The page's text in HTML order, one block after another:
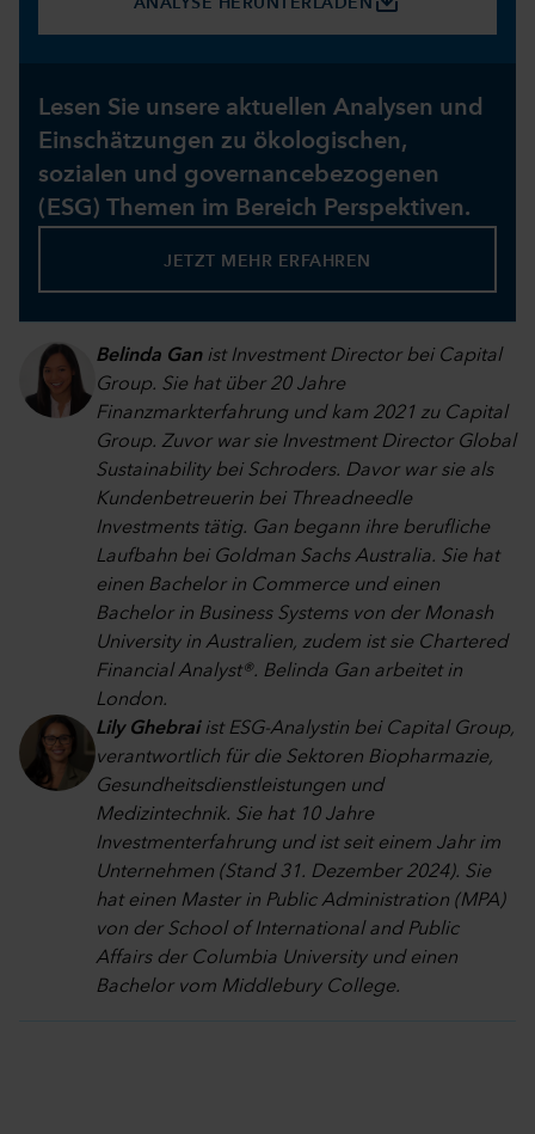
Lesen Sie unsere aktuellen Analysen und
Einschätzungen zu ökologischen,
sozialen und governancebezogenen
(ESG) Themen im Bereich Perspektiven.
JETZT MEHR ERFAHREN
Belinda Ganist Investment Director bei Capital
Group. Sie hat über 20 Jahre
Finanzmarkterfahrung und kam 2021 zu Capital
Group. Zuvor war sie Investment Director Global
Sustainability bei Schroders. Davor war sie als
Kundenbetreuerin bei Threadneedle
Investments tätig. Gan begann ihre berufliche
Laufbahn bei Goldman Sachs Australia. Sie hat
einen Bachelor in Commerce und einen
Bachelor in Business Systems von der Monash
University in Australien, zudem ist sie Chartered
Financial Analyst®. Belinda Gan arbeitet in
London.
Lily Ghebraiist ESG-Analystin bei Capital Group,
verantwortlich für die Sektoren Biopharmazie,
Gesundheitsdienstleistungen und
Medizintechnik. Sie hat 10 Jahre
Investmenterfahrung und ist seit einem Jahr im
Unternehmen (Stand 31. Dezember 2024). Sie
hat einen Master in Public Administration (MPA)
von der School of International and Public
Affairs der Columbia University und einen
Bachelor vom Middlebury College.